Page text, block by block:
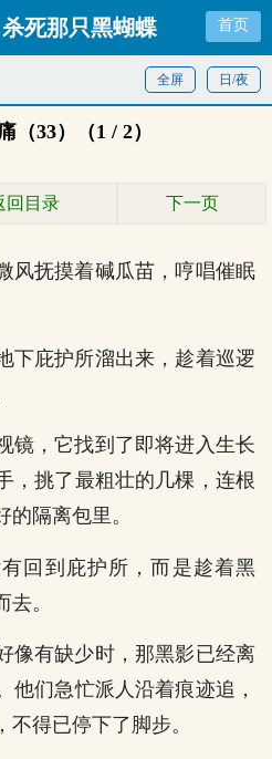
死那只黑蝴蝶 首页
日/夜
全屏
（33）（1 / 2）
回目录 下一页
风抚摸着碱瓜苗，哼唱催眠
下庇护所溜出来，趁着巡逻
镜，它找到了即将进入生长
，挑了最粗壮的几棵，连根
隔离包里。
回到庇护所，而是趁着黑
。
像有缺少时，那黑影已经离
他们急忙派人沿着痕迹追，
得已停下了脚步。